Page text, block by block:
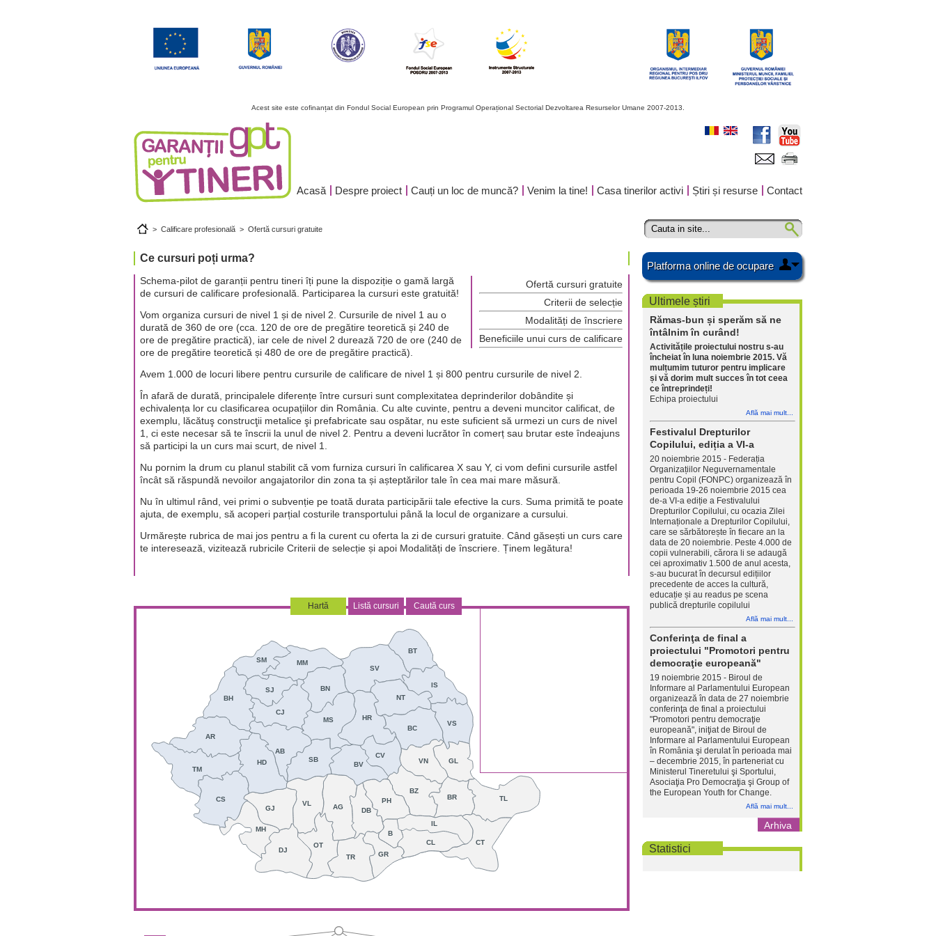
Acest site este cofinanțat din Fondul Social European prin Programul Operațional Sectorial Dezvoltarea Resurselor Umane 2007-2013.
Acasă Despre proiect Cauți un loc de muncă? Venim la tine! Casa tinerilor activi Știri și resurse Contact
> Calificare profesională > Ofertă cursuri gratuite
Ofertă cursuri gratuite
Criterii de selecție
Modalități de înscriere
Beneficiile unui curs de calificare
Ce cursuri poți urma?
Schema-pilot de garanții pentru tineri îți pune la dispoziție o gamă largă
de cursuri de calificare profesională. Participarea la cursuri este gratuită!
Vom organiza cursuri de nivel 1 și de nivel 2. Cursurile de nivel 1 au o
durată de 360 de ore (cca. 120 de ore de pregătire teoretică și 240 de
ore de pregătire practică), iar cele de nivel 2 durează 720 de ore (240 de
ore de pregătire teoretică și 480 de ore de pregătire practică).
Avem 1.000 de locuri libere pentru cursurile de calificare de nivel 1 și 800 pentru cursurile de nivel 2.
În afară de durată, principalele diferențe între cursuri sunt complexitatea deprinderilor dobândite și
echivalența lor cu clasificarea ocupațiilor din România. Cu alte cuvinte, pentru a deveni muncitor calificat, de
exemplu, lăcătuş construcţii metalice şi prefabricate sau ospătar, nu este suficient să urmezi un curs de nivel
1, ci este necesar să te înscrii la unul de nivel 2. Pentru a deveni lucrător în comerț sau brutar este îndeajuns
să participi la un curs mai scurt, de nivel 1.
Nu pornim la drum cu planul stabilit că vom furniza cursuri în calificarea X sau Y, ci vom defini cursurile astfel
încât să răspundă nevoilor angajatorilor din zona ta și așteptărilor tale în cea mai mare măsură.
Nu în ultimul rând, vei primi o subvenție pe toată durata participării tale efective la curs. Suma primită te poate
ajuta, de exemplu, să acoperi parțial costurile transportului până la locul de organizare a cursului.
Urmărește rubrica de mai jos pentru a fi la curent cu oferta la zi de cursuri gratuite. Când găsești un curs care
te interesează, vizitează rubricile Criterii de selecție și apoi Modalități de înscriere. Ținem legătura!
Hartă Listă cursuri Caută curs
SV
BT
IS
NT
BC
VS
GL
VN
BZ
BR
CT
TL
MH
DJ
GJ
VL
OT
AG
TR
DB
GR
IL
CL
PH
B
SM MM
BH
AR
TM
CS
HD
AB
SB
BV
CV
HR
MS
BN
CJ
SJ
Platforma online de ocupare
Ultimele știri
Rămas-bun și sperăm să ne
întâlnim în curând!
Activitățile proiectului nostru s-au
încheiat în luna noiembrie 2015. Vă
mulțumim tuturor pentru implicare
și vă dorim mult succes în tot ceea
ce întreprindeți!
Echipa proiectului
Află mai mult...
Festivalul Drepturilor
Copilului, ediția a VI-a
20 noiembrie 2015 - Federația
Organizațiilor Neguvernamentale
pentru Copil (FONPC) organizează în
perioada 19-26 noiembrie 2015 cea
de-a VI-a ediție a Festivalului
Drepturilor Copilului, cu ocazia Zilei
Internaționale a Drepturilor Copilului,
care se sărbătorește în fiecare an la
data de 20 noiembrie. Peste 4.000 de
copii vulnerabili, cărora li se adaugă
cei aproximativ 1.500 de anul acesta,
s-au bucurat în decursul edițiilor
precedente de acces la cultură,
educație și au readus pe scena
publică drepturile copilului
Află mai mult...
Conferinţa de final a
proiectului "Promotori pentru
democraţie europeană"
19 noiembrie 2015 - Biroul de
Informare al Parlamentului European
organizează în data de 27 noiembrie
conferinţa de final a proiectului
"Promotori pentru democraţie
europeană", iniţiat de Biroul de
Informare al Parlamentului European
în România şi derulat în perioada mai
– decembrie 2015, în parteneriat cu
Ministerul Tineretului şi Sportului,
Asociaţia Pro Democraţia şi Group of
the European Youth for Change.
Află mai mult...
Arhiva
Statistici